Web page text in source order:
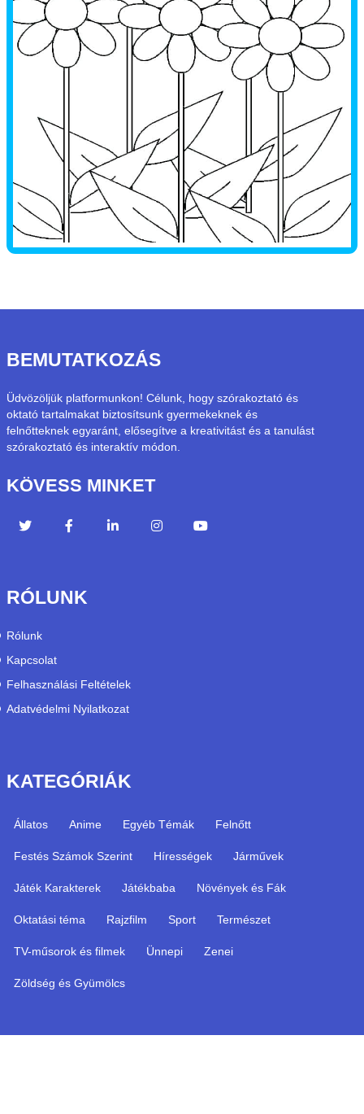
BEMUTATKOZÁS
Üdvözöljük platformunkon! Célunk, hogy szórakoztató és
oktató tartalmakat biztosítsunk gyermekeknek és
felnőtteknek egyaránt, elősegítve a kreativitást és a tanulást
szórakoztató és interaktív módon.
KÖVESS MINKET
RÓLUNK
Rólunk
Kapcsolat
Felhasználási Feltételek
Adatvédelmi Nyilatkozat
KATEGÓRIÁK
Állatos Anime Egyéb Témák Felnőtt
Festés Számok Szerint Hírességek Járművek
Játék Karakterek Játékbaba Növények és Fák
Oktatási téma Rajzfilm Sport Természet
TV-műsorok és filmek Ünnepi Zenei
Zöldség és Gyümölcs